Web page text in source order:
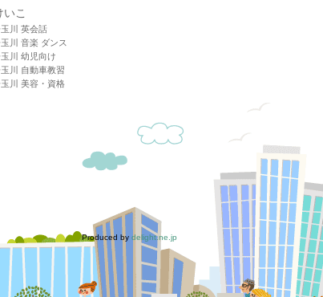
いこ
川 英会話
川 音楽 ダンス
川 幼児向け
川 自動車教習
川 美容・資格
Produced by delight.ne.jp